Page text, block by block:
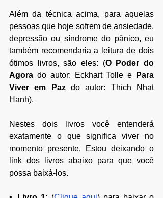
Além da técnica acima, para aquelas
pessoas que hoje sofrem de ansiedade,
depressão ou síndrome do pânico, eu
também recomendaria a leitura de dois
ótimos livros, são eles: (O Poder do
Agora do autor: Eckhart Tolle e
Para
Viver em Paz do autor: Thich Nhat
Hanh).
Nestes dois livros você entenderá
exatamente o que significa viver no
momento presente. Estou deixando o
link dos livros abaixo para que você
possa baixá-los.